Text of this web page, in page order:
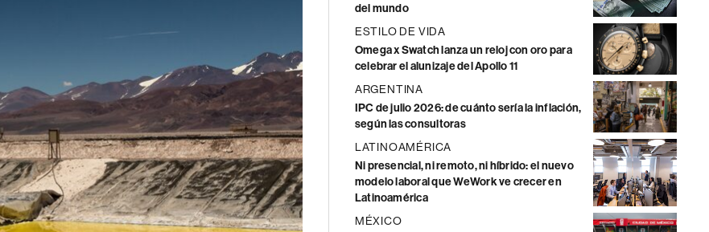
del mundo
ESTILO DE VIDA
Omega x Swatch lanza un reloj con oro para
celebrar el alunizaje del Apollo 11
ARGENTINA
IPC de julio 2026: de cuánto sería la inflación,
según las consultoras
LATINOAMÉRICA
Ni presencial, ni remoto, ni híbrido: el nuevo
modelo laboral que WeWork ve crecer en
Latinoamérica
MÉXICO